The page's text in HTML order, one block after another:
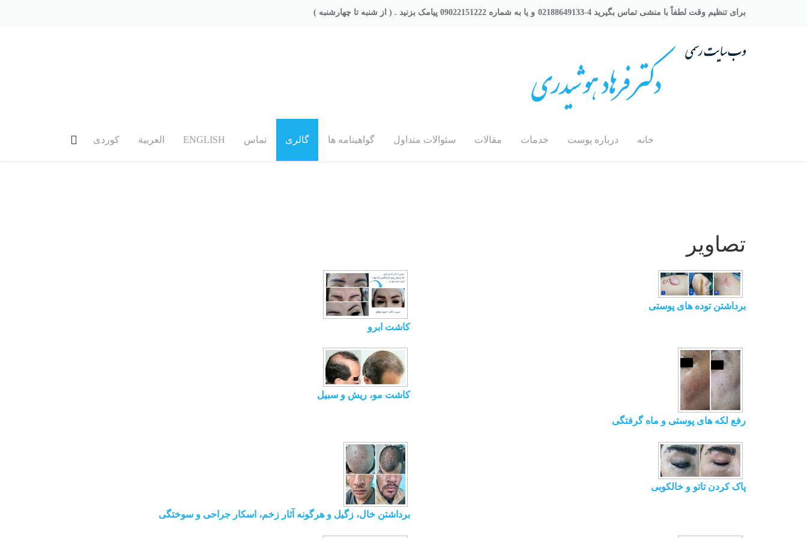
برای تنظیم وقت لطفاً با منشی تماس بگیرید 4-02188649133 و یا به شماره 09022151222 پیامک بزنید . ( از شنبه تا چهارشنبه )
خانه درباره پوست خدمات مقالات سئوالات متداول گواهینامه ها گالری تماس ENGLISH العربیة کوردی
تصاویر
برداشتن توده های پوستی
کاشت ابرو
رفع لکه های پوستی و ماه گرفتگی
کاشت مو، ریش و سبیل
پاک کردن تاتو و خالکوبی
برداشتن خال، زگیل و هرگونه آثار زخم، اسکار جراحی و سوختگی